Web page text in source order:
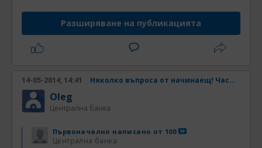
Разширяване на публикацията
14-05-2014, 14:41 Няколко въпроса от начинаещ! Част 2
Oleg
Централна банка
Първоначално написано от 100
Централна банка